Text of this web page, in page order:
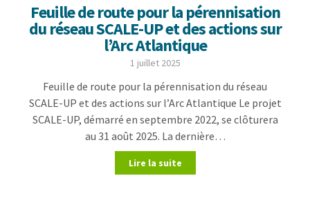
Feuille de route pour la pérennisation
du réseau SCALE-UP et des actions sur
l’Arc Atlantique
1 juillet 2025
Feuille de route pour la pérennisation du réseau
SCALE-UP et des actions sur l’Arc Atlantique Le projet
SCALE-UP, démarré en septembre 2022, se clôturera
au 31 août 2025. La dernière…
Lire la suite